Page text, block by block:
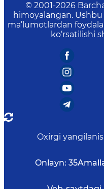
© 2001-2026
himoyalangan.
ma’lumotlardan
ko‘rsatilishi
Oxirgi
Onlayn: 35